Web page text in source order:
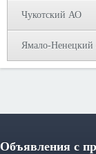
Чукотский АО
Ямало-
Объявления с